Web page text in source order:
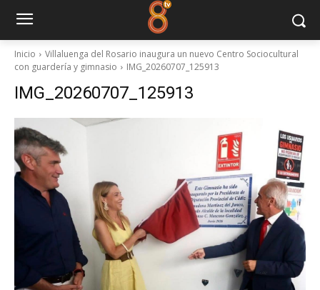
Inicio
Villaluenga del Rosario inaugura un nuevo Centro Sociocultural
con guardería y gimnasio
IMG_20260707_125913
IMG_20260707_125913